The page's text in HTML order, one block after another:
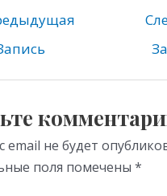
o
kl
as
ni
ki
gr
a
m p
email не будет
поля помечены *